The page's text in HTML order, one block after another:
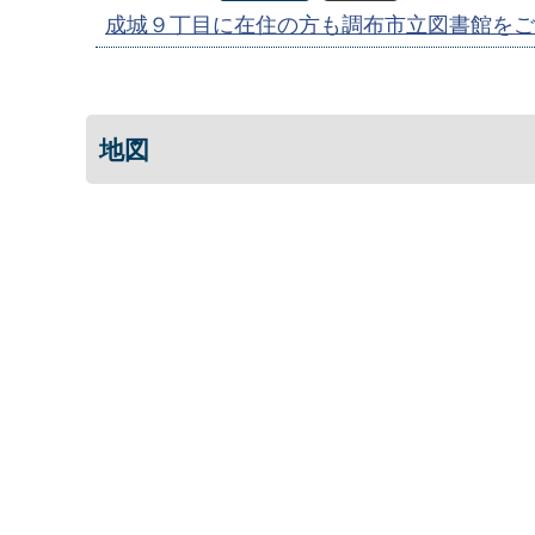
成城９丁目に在住の方も調布市立図書館を
地図